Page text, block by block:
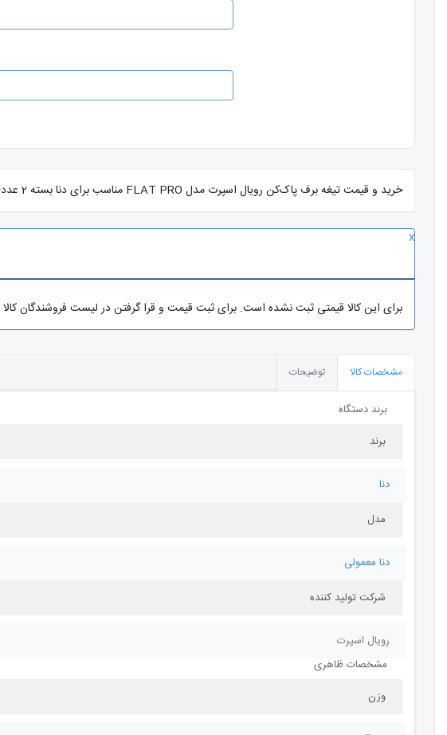
خرید و قیمت تیغه برف پاک‌کن رویال اسپرت مدل FLAT PRO مناسب برای دنا بسته 2 عددی
x
برای این کالا قیمتی ثبت نشده است. برای ثبت قیمت و قرا گرفتن در لیست فروشندگان کالا
مشخصات کالا توضیحات
برند دستگاه
برند
دنا
مدل
دنا معمولی
شرکت تولید کننده
رویال اسپرت
مشخصات ظاهری
وزن